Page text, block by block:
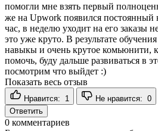
помогли мне взять первый
же на Upwork появился постоянный
час, в неделю уходит на его заказы
это уже круто. В результате
навыкы и очень крутое комьюнити,
помочь, буду дальше развиваться в
посмотрим что выйдет :)
Показать весь отзыв
Нравится: 1 Не нравится: 0
Ответить
0 комментариев